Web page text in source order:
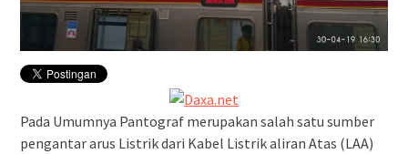
Pada Umumnya Pantograf merupakan salah satu sumber
pengantar arus Listrik dari Kabel Listrik aliran Atas (LAA)